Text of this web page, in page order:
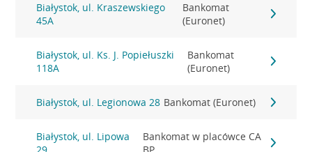
Białystok, ul. Kraszewskiego
45A
Bankomat
(Euronet)
Białystok, ul. Ks. J. Popiełuszki
118A
Bankomat
(Euronet)
Białystok, ul. Legionowa 28 Bankomat (Euronet)
Białystok, ul. Lipowa
Bankomat w placówce CA